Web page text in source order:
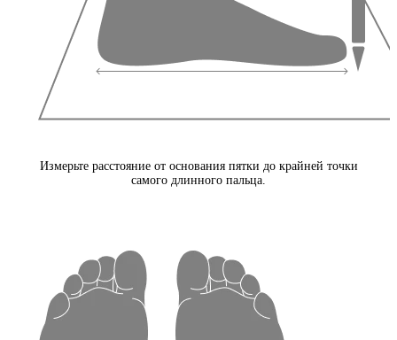
Измерьте расстояние от основания пятки до крайней точки
самого длинного пальца.